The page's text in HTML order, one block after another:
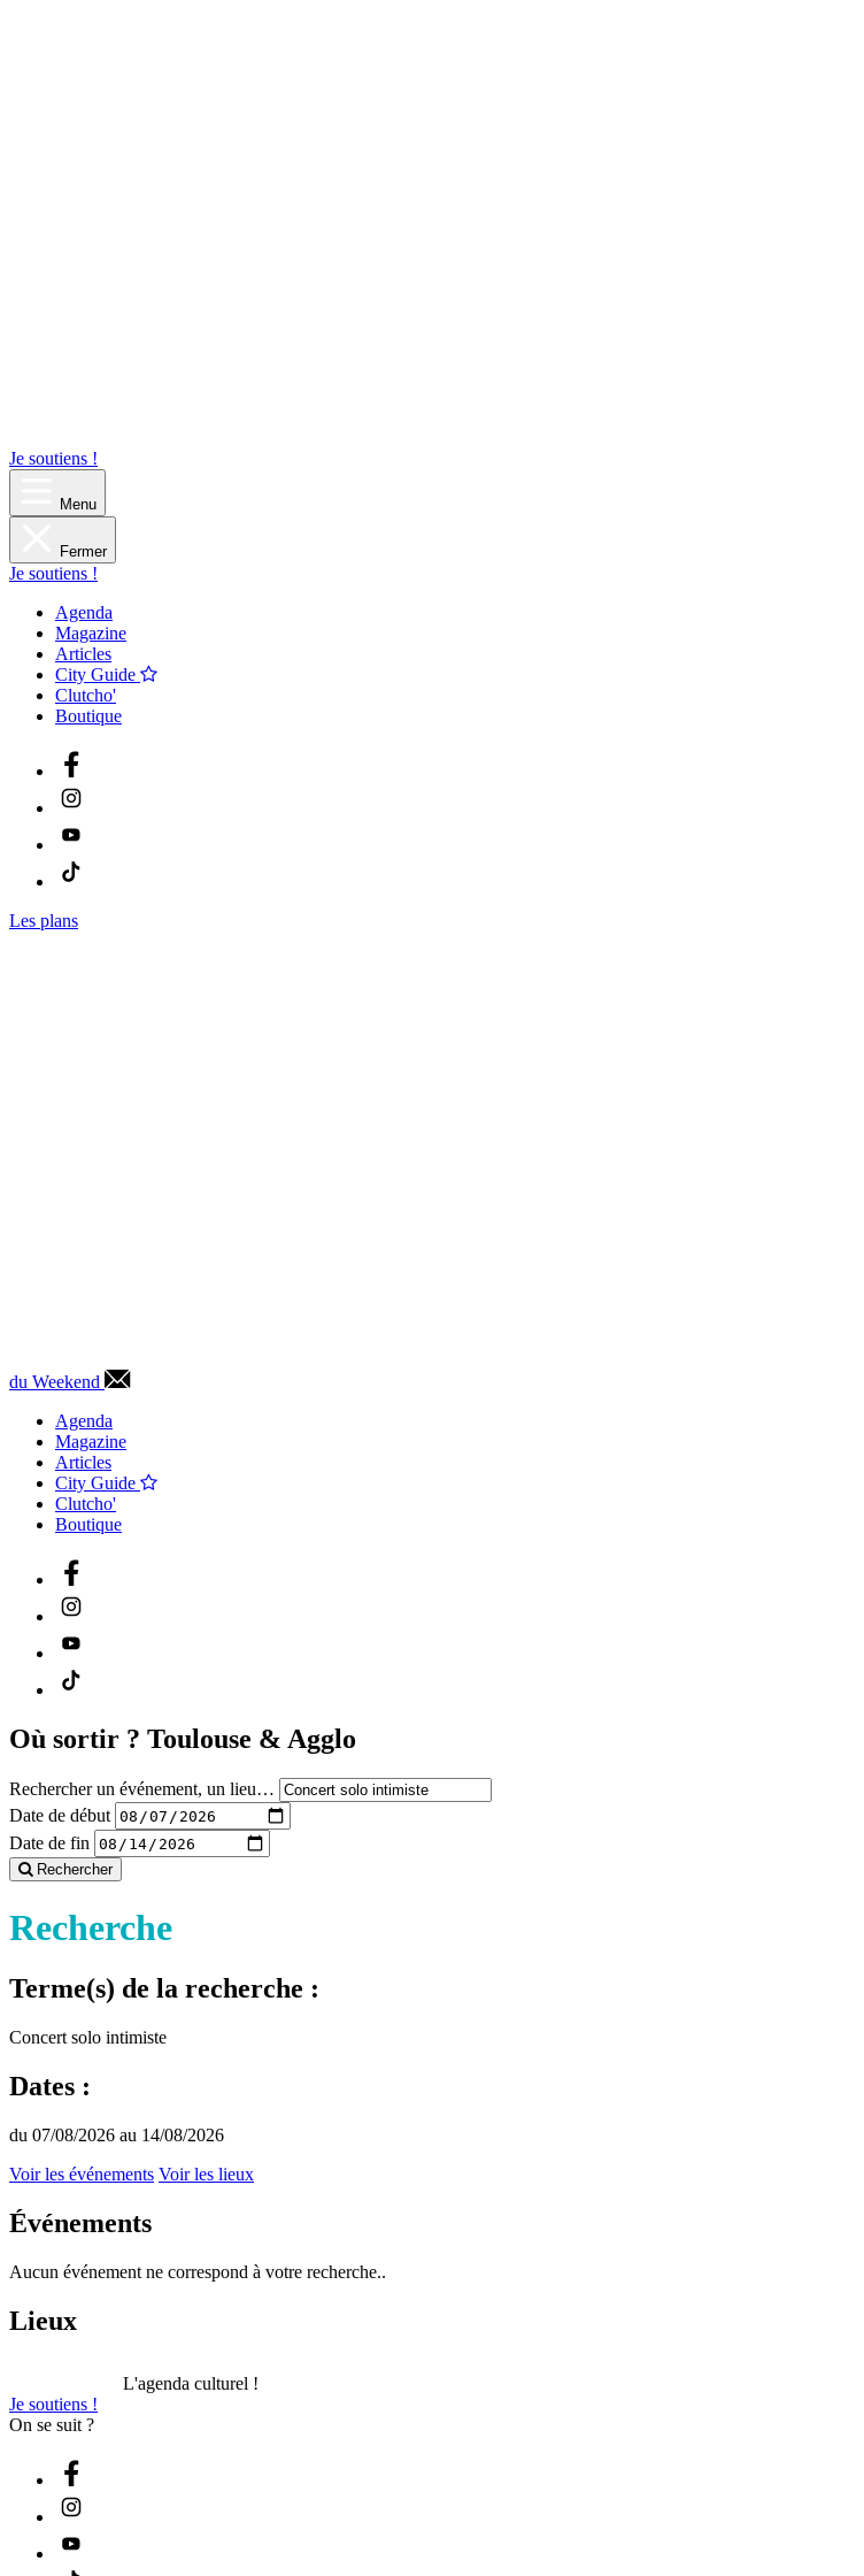
Je soutiens !
Menu
Fermer
Je soutiens !
Agenda
Magazine
Articles
City Guide
Clutcho'
Boutique
Les plans
du Weekend
Agenda
Magazine
Articles
City Guide
Clutcho'
Boutique
Où sortir ? Toulouse & Agglo
Rechercher un événement, un lieu…
Date de début
Date de fin
Rechercher
Recherche
Terme(s) de la recherche :
Concert solo intimiste
Dates :
du 07/08/2026 au 14/08/2026
Voir les événements Voir les lieux
Événements
Aucun événement ne correspond à votre recherche..
Lieux
L'agenda culturel !
Je soutiens !
On se suit ?